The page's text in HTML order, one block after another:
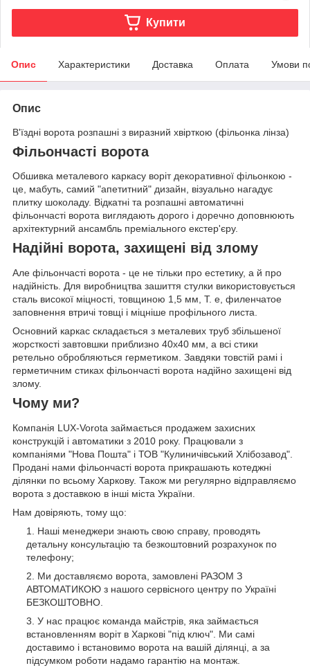
Купити
Опис Характеристики Доставка Оплата Умови
Опис
В'їздні ворота розпашні з виразний хвірткою (фільонка лінза)
Фільончасті ворота
Обшивка металевого каркасу воріт декоративної фільонкою -
це, мабуть, самий "апетитний" дизайн, візуально нагадує
плитку шоколаду. Відкатні та розпашні автоматичні
фільончасті ворота виглядають дорого і доречно доповнюють
архітектурний ансамбль преміального екстер'єру.
Надійні ворота, захищені від злому
Але фільончасті ворота - це не тільки про естетику, а й про
надійність. Для виробництва зашиття стулки використовується
сталь високої міцності, товщиною 1,5 мм, Т. е, филенчатое
заповнення втричі товщі і міцніше профільного листа.
Основний каркас складається з металевих труб збільшеної
жорсткості завтовшки приблизно 40х40 мм, а всі стики
ретельно обробляються герметиком. Завдяки товстій рамі і
герметичним стиках фільончасті ворота надійно захищені від
злому.
Чому ми?
Компанія LUX-Vorota займається продажем захисних
конструкцій і автоматики з 2010 року. Працювали з
компаніями "Нова Пошта" і ТОВ "Кулиничівський Хлібозавод".
Продані нами фільончасті ворота прикрашають котеджні
ділянки по всьому Харкову. Також ми регулярно відправляємо
ворота з доставкою в інші міста України.
Нам довіряють, тому що:
Наші менеджери знають свою справу, проводять
детальну консультацію та безкоштовний розрахунок по
телефону;
Ми доставляємо ворота, замовлені РАЗОМ З
АВТОМАТИКОЮ з нашого сервісного центру по Україні
БЕЗКОШТОВНО.
У нас працює команда майстрів, яка займається
встановленням воріт в Харкові "під ключ". Ми самі
доставимо і встановимо ворота на вашій ділянці, а за
підсумком роботи надамо гарантію на монтаж.